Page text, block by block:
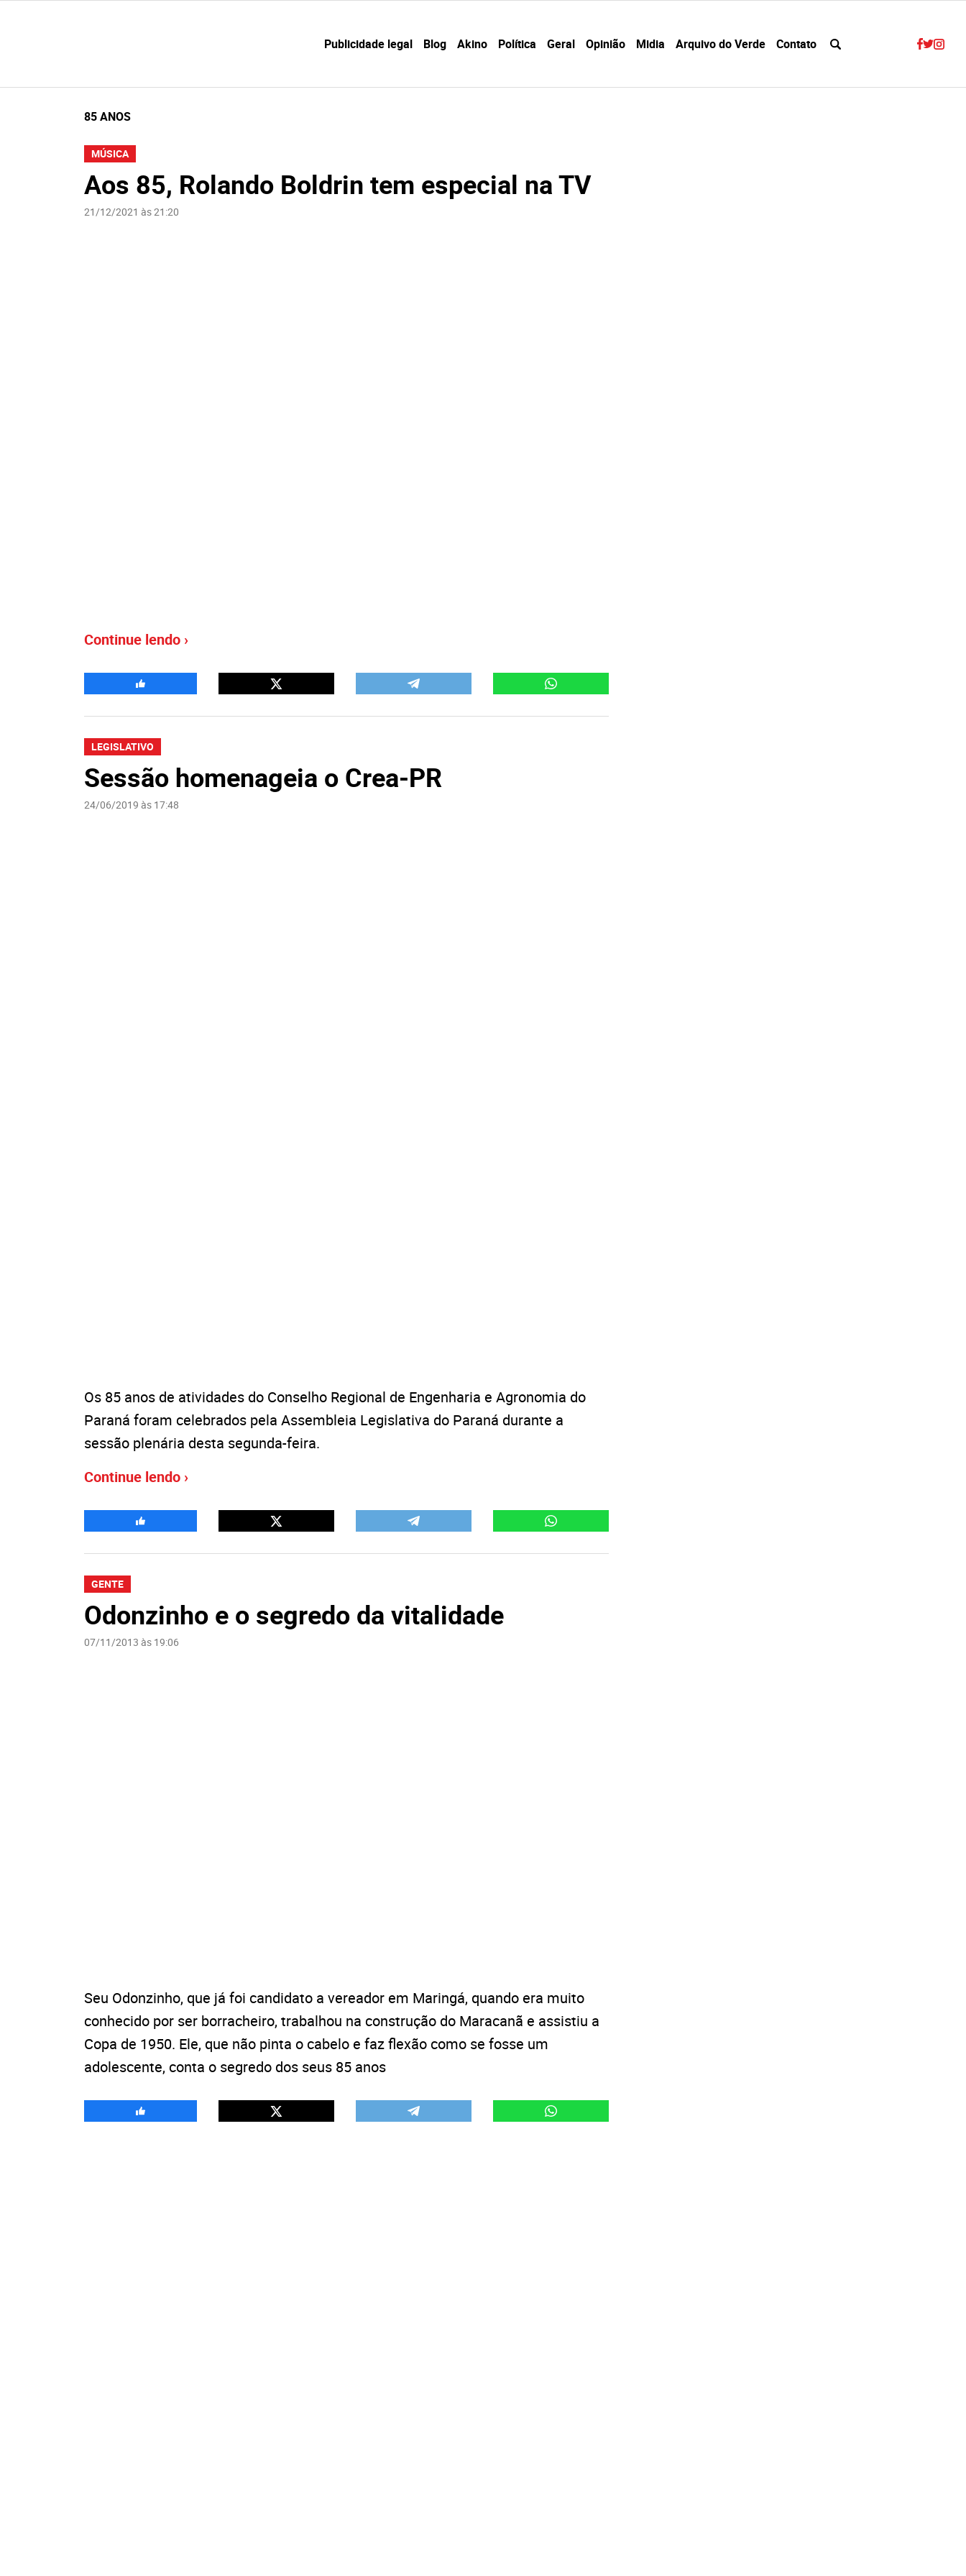
Publicidade legal Blog Akino Política Geral Opinião Midia Arquivo do Verde Contato
85 ANOS
MÚSICA
Aos 85, Rolando Boldrin tem especial na TV
21/12/2021 às 21:20
Continue lendo ›
LEGISLATIVO
Sessão homenageia o Crea-PR
24/06/2019 às 17:48
Os 85 anos de atividades do Conselho Regional de Engenharia e Agronomia do
Paraná foram celebrados pela Assembleia Legislativa do Paraná durante a
sessão plenária desta segunda-feira.
Continue lendo ›
GENTE
Odonzinho e o segredo da vitalidade
07/11/2013 às 19:06
Seu Odonzinho, que já foi candidato a vereador em Maringá, quando era muito
conhecido por ser borracheiro, trabalhou na construção do Maracanã e assistiu a
Copa de 1950. Ele, que não pinta o cabelo e faz flexão como se fosse um
adolescente, conta o segredo dos seus 85 anos